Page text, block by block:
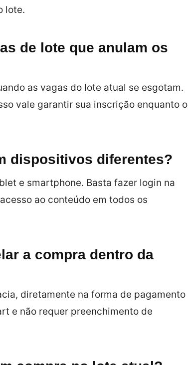
lote.
de lote que anulam os
as vagas do lote atual se esgotam.
vale garantir sua inscrição enquanto o
dispositivos diferentes?
e smartphone. Basta fazer login na
ao conteúdo em todos os
a compra dentro da
diretamente na forma de pagamento
e não requer preenchimento de